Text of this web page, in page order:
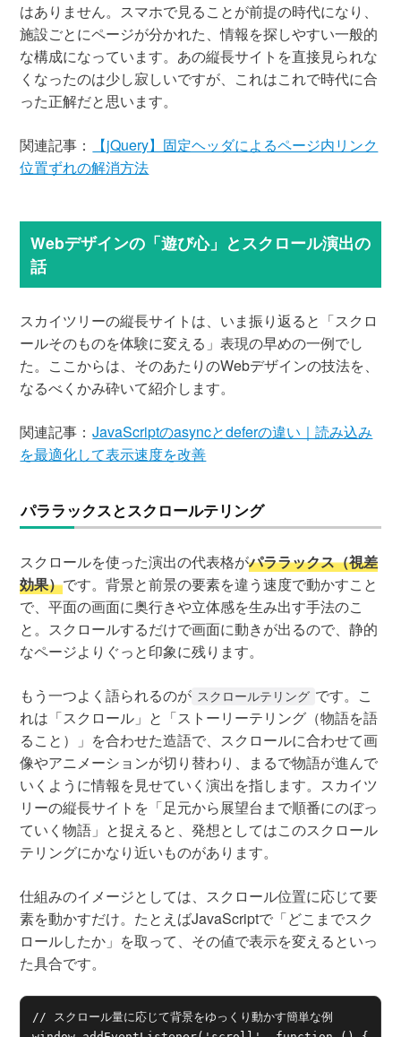
はありません。スマホで見ることが前提の時代になり、
施設ごとにページが分かれた、情報を探しやすい一般的
な構成になっています。あの縦長サイトを直接見られな
くなったのは少し寂しいですが、これはこれで時代に合
った正解だと思います。
関連記事：
【jQuery】固定ヘッダによるページ内リンク
位置ずれの解消方法
Webデザインの「遊び心」とスクロール演出の
話
スカイツリーの縦長サイトは、いま振り返ると「スクロ
ールそのものを体験に変える」表現の早めの一例でし
た。ここからは、そのあたりのWebデザインの技法を、
なるべくかみ砕いて紹介します。
関連記事： JavaScriptのasyncとdeferの違い｜読み込み
を最適化して表示速度を改善
パララックスとスクロールテリング
スクロールを使った演出の代表格がパララックス（視差
効果）です。背景と前景の要素を違う速度で動かすこと
で、平面の画面に奥行きや立体感を生み出す手法のこ
と。スクロールするだけで画面に動きが出るので、静的
なページよりぐっと印象に残ります。
もう一つよく語られるのが スクロールテリング です。こ
れは「スクロール」と「ストーリーテリング（物語を語
ること）」を合わせた造語で、スクロールに合わせて画
像やアニメーションが切り替わり、まるで物語が進んで
いくように情報を見せていく演出を指します。スカイツ
リーの縦長サイトを「足元から展望台まで順番にのぼっ
ていく物語」と捉えると、発想としてはこのスクロール
テリングにかなり近いものがあります。
仕組みのイメージとしては、スクロール位置に応じて要
素を動かすだけ。たとえばJavaScriptで「どこまでスク
ロールしたか」を取って、その値で表示を変えるといっ
た具合です。
// スクロール量に応じて背景をゆっくり動かす簡単な例